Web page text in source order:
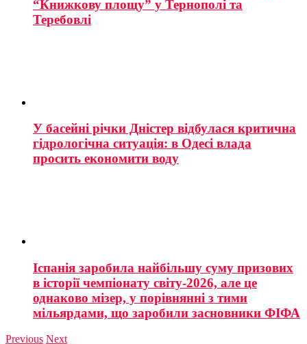
“Книжкову площу” у Тернополі та
Теребовлі
У басейні річки Дністер відбулася критична
гідрологічна ситуація: в Одесі влада
просить економити воду
Іспанія заробила найбільшу суму призових
в історії чемпіонату світу-2026, але це
однаково мізер, у порівнянні з тими
мільярдами, що заробили засновники ФІФА
Previous Next